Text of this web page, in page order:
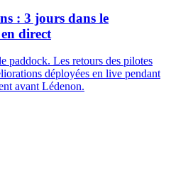
: 3 jours dans le
direct
paddock. Les retours des pilotes
déployées en live pendant
avant Lédenon.